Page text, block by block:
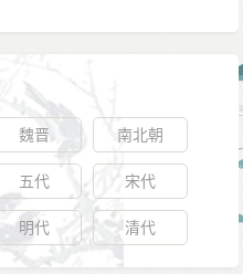
魏晋 南北朝
五代 宋代
明代 清代